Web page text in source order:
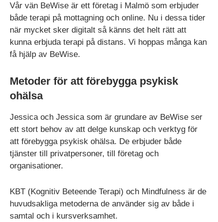
Vår vän BeWise är ett företag i Malmö som erbjuder
både terapi på mottagning och online. Nu i dessa tider
när mycket sker digitalt så känns det helt rätt att
kunna erbjuda terapi på distans. Vi hoppas många kan
få hjälp av BeWise.
Metoder för att förebygga psykisk
ohälsa
Jessica och Jessica som är grundare av BeWise ser
ett stort behov av att delge kunskap och verktyg för
att förebygga psykisk ohälsa. De erbjuder både
tjänster till privatpersoner, till företag och
organisationer.
KBT (Kognitiv Beteende Terapi) och Mindfulness är de
huvudsakliga metoderna de använder sig av både i
samtal och i kursverksamhet.